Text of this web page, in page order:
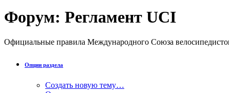
Форум: Регламент UCI
Официальные правила Международного Союза
Опции раздела
Создать новую тему…